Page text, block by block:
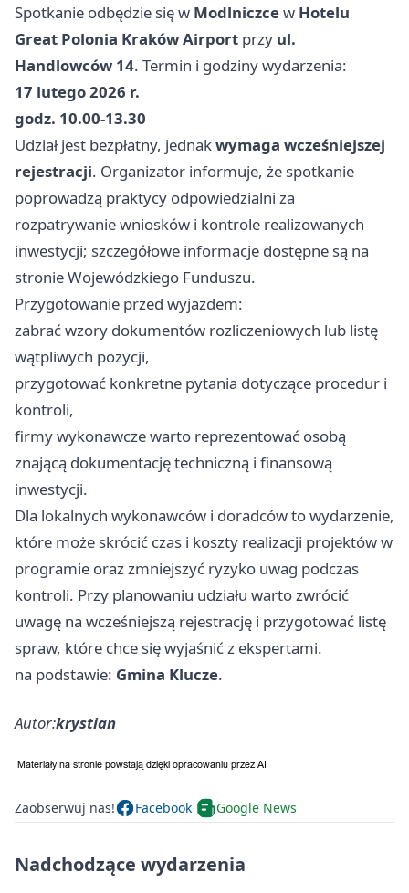
Spotkanie odbędzie się w Modlniczcew Hotelu
Great Polonia Kraków Airport przy ul.
Handlowców 14. Termin i godziny wydarzenia:
17 lutego 2026 r.
godz. 10.00-13.30
Udział jest bezpłatny, jednakwymaga wcześniejszej
rejestracji. Organizator informuje, że spotkanie
poprowadzą praktycy odpowiedzialni za
rozpatrywanie wniosków i kontrole realizowanych
inwestycji; szczegółowe informacje dostępne są na
stronie Wojewódzkiego Funduszu.
Przygotowanie przed wyjazdem:
zabrać wzory dokumentów rozliczeniowych lub listę
wątpliwych pozycji,
przygotować konkretne pytania dotyczące procedur i
kontroli,
firmy wykonawcze warto reprezentować osobą
znającą dokumentację techniczną i finansową
inwestycji.
Dla lokalnych wykonawców i doradców to wydarzenie,
które może skrócić czas i koszty realizacji projektów w
programie oraz zmniejszyć ryzyko uwag podczas
kontroli. Przy planowaniu udziału warto zwrócić
uwagę na wcześniejszą rejestrację i przygotować listę
spraw, które chce się wyjaśnić z ekspertami.
na podstawie: Gmina Klucze.
Autor:krystian
Zaobserwuj nas! Facebook Google News
Nadchodzące wydarzenia